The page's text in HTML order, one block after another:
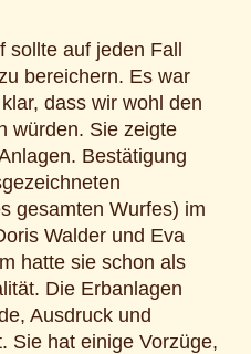
auf jeden Fall
bereichern. Es war
dass wir wohl den
würden. Sie zeigte
Bestätigung
gesamten Wurfes) im
Walder und Eva
hatte sie schon als
Die Erbanlagen
Ausdruck und
Sie hat einige Vorzüge,